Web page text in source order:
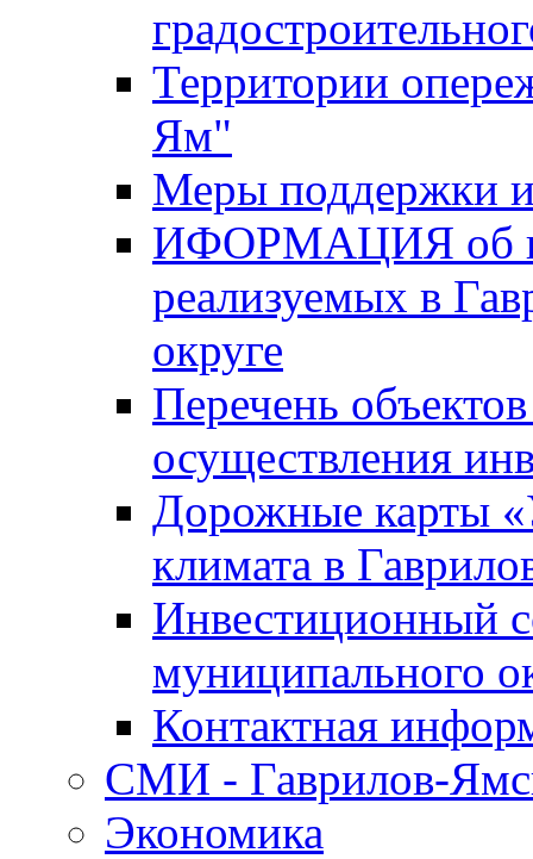
Территории
Ям"
Меры поддержки
ИФОРМАЦИЯ об
реализуемых в
округе
Перечень
осуществления
Дорожные карты
климата в
Инвестиционный
муниципального
Контактная
СМИ - Гаврилов-
Экономика